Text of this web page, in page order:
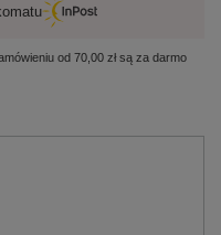
od70,00 złsą za darmo